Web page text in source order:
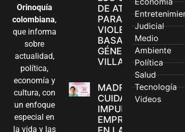
Orinoquía
colombiana,
que informa
sobre
actualidad,
política,
economía y
cultura, con
un enfoque
especial en
la vida y las
DE ATENCIÓN
PARA
VIOLENCIAS
BASADAS EN
GÉNERO EN
VILLAVICENCIO
MADRES
CUIDADORAS
IMPULSAN SUS
EMPRENDIMIENTOS
Judicial
Medio
Ambiente
Política
Salud
Tecnología
Videos